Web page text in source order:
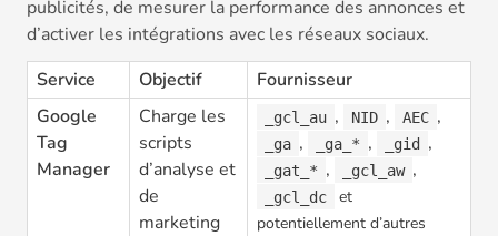
publicités, de mesurer la performance des annonces et
d’activer les intégrations avec les réseaux sociaux.
Service
Objectif
Fournisseur
Google
Tag
Manager
Charge les
scripts
d’analyse et
de
marketing
_gcl_au , NID , AEC ,
_ga , _ga_* , _gid ,
_gat_* , _gcl_aw ,
_gcl_dc
et
potentiellement d’autres